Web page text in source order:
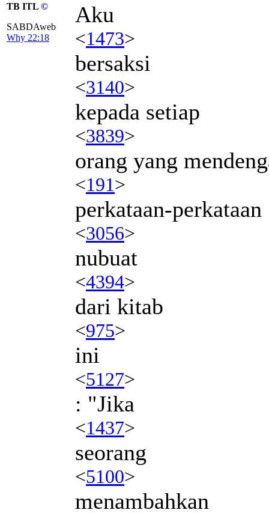
TB ITL ©
SABDAweb
Why 22:18
Aku
<1473>
bersaksi
<3140>
kepada setiap
<3839>
orang yang
<191>
perkataan-perkataan
<3056>
nubuat
<4394>
dari kitab
<975>
ini
<5127>
: "Jika
<1437>
seorang
<5100>
menambahkan